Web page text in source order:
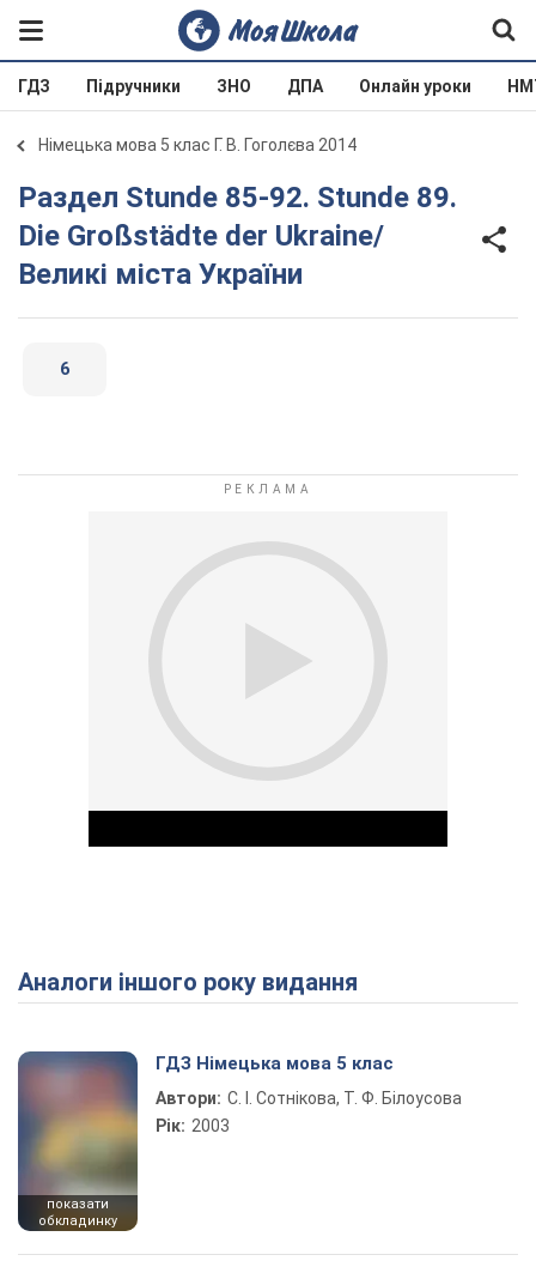
ГДЗ Підручники ЗНО ДПА Онлайн уроки
Німецька мова 5 клас Г. В. Гоголєва 2014
Раздел Stunde 85-92. Stunde 89.
Die Großstädte der Ukraine/
Великі міста України
6
Play Video
Аналоги іншого року видання
показати
обкладинку
ГДЗ Німецька мова 5 клас
Автори: С. І. Сотнікова, Т. Ф. Білоусова
Рік: 2003